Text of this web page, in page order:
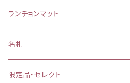
お弁当袋
【給食袋・おやつ袋】約 縦25×20cm
ランチョンマット
縦25×横35cm
縦30×横40cm
名札
限定品・セレクト